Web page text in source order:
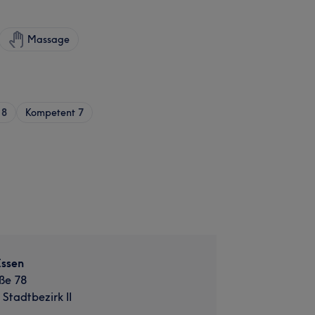
Massage
8 Kompetent 7
78
Stadtbezirk II